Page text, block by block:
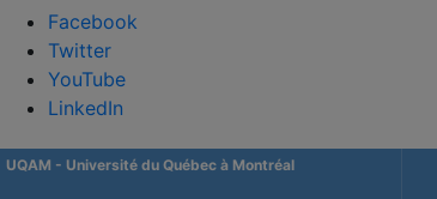
Facebook
Twitter
YouTube
LinkedIn
UQAM - Université du Québec à Montréal